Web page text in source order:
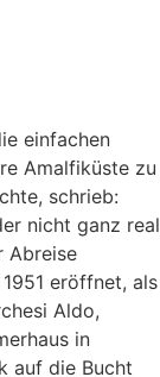
einfachen
Amalfiküste zu
schrieb:
nicht ganz real
Abreise
eröffnet, als
Aldo,
in
auf die Bucht